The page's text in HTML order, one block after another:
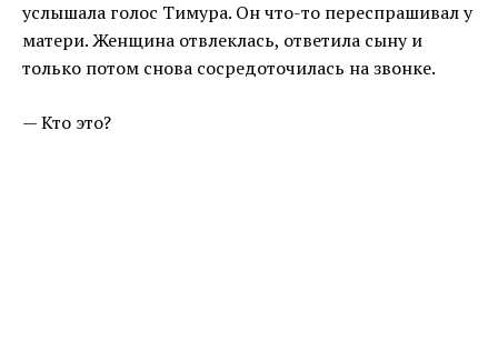
услышала голос Тимура. Он что-то переспрашивал у
матери. Женщина отвлеклась, ответила сыну и
только потом снова сосредоточилась на звонке.
— Кто это?